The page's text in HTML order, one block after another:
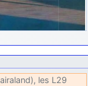
les L29